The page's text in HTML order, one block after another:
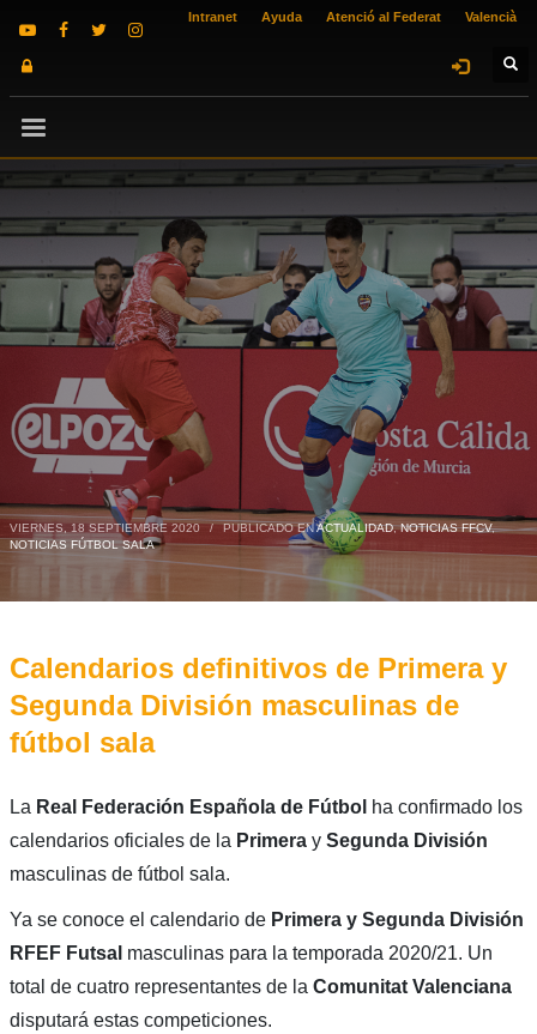
Intranet Ayuda Atenció al Federat Valencià
VIERNES, 18 SEPTIEMBRE 2020 / PUBLICADO ENACTUALIDAD,NOTICIAS FFCV,
NOTICIAS FÚTBOL SALA
Calendarios definitivos de Primera y
Segunda División masculinas de
fútbol sala
La Real Federación Española de Fútbol ha confirmado los
calendarios oficiales de la Primeray Segunda División
masculinas de fútbol sala.
Ya se conoce el calendario de Primera y Segunda División
RFEF Futsal masculinas para la temporada 2020/21. Un
total de cuatro representantes de la Comunitat Valenciana
disputará estas competiciones.